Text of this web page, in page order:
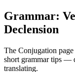
Grammar:
Declension
The Conjugation
short grammar tips —
translating.